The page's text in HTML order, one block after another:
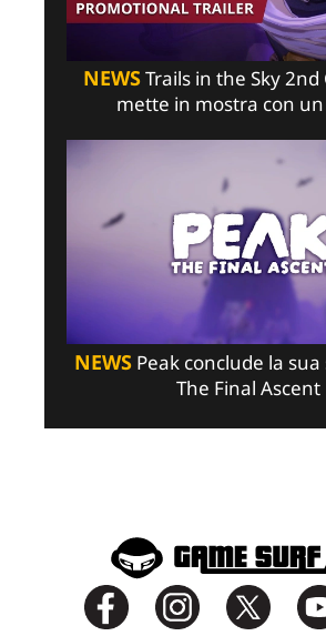
NEWSTrails in the Sky 2nd
mette in mostra con
NEWSPeak conclude la sua
The Final Ascent